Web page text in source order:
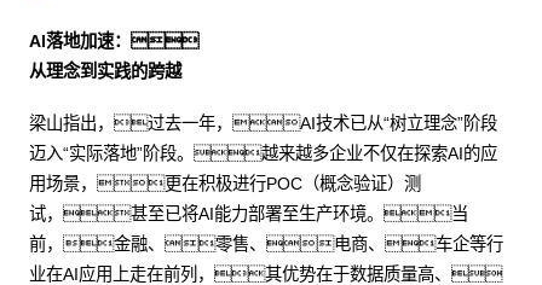
AI落地加速：
从理念到实践的跨越
梁山指出，过去一年，AI技术已从“树立理念”阶段
迈入“实际落地”阶段。越来越多企业不仅在探索AI的应
用场景，更在积极进行POC（概念验证）测
试，甚至已将AI能力部署至生产环境。当
前，金融、零售、电商、车企等行
业在AI应用上走在前列，其优势在于数据质量高、